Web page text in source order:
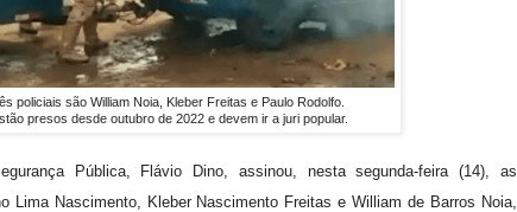
policiais são William Noia, Kleber Freitas e Paulo Rodolfo.
presos desde outubro de 2022 e devem ir a juri popular.
Pública, Flávio Dino, assinou, nesta segunda-feira (14), as
Lima Nascimento, Kleber Nascimento Freitas e William de Barros Noia,